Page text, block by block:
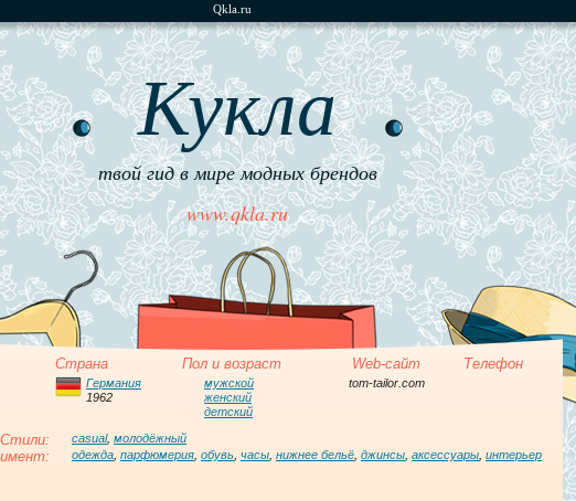
Qkla.ru
Кукла
твой гид в мире модных брендов
www.qkla.ru
Страна Пол и возраст Web-сайт Телефон
Германия
1962
мужской
женский
детский
tom-tailor.com
Стили: casual, молодёжный
одежда парфюмерия обувь часы нижнее бельё джинсы аксессуары интерьер